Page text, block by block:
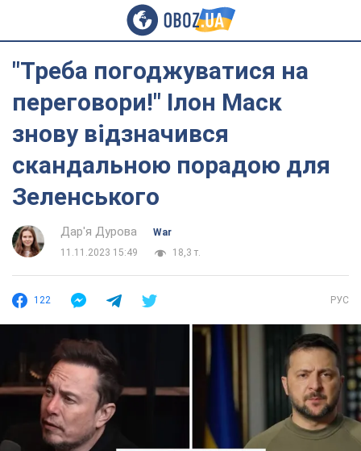
"Треба погоджуватися на
переговори!" Ілон Маск
знову відзначився
скандальною порадою для
Зеленського
Дар'я Дурова
War
11.11.2023 15:49
18,3 т.
122 РУС